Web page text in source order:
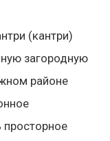
(кантри)
загородную
районе
просторное